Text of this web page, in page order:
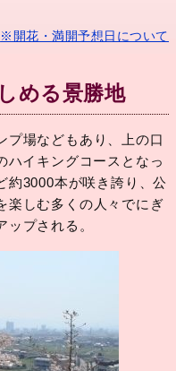
※開花・満開予想日について
める景勝地
プ場などもあり、上の口
ハイキングコースとなっ
約3000本が咲き誇り、公
楽しむ多くの人々でにぎ
プされる。